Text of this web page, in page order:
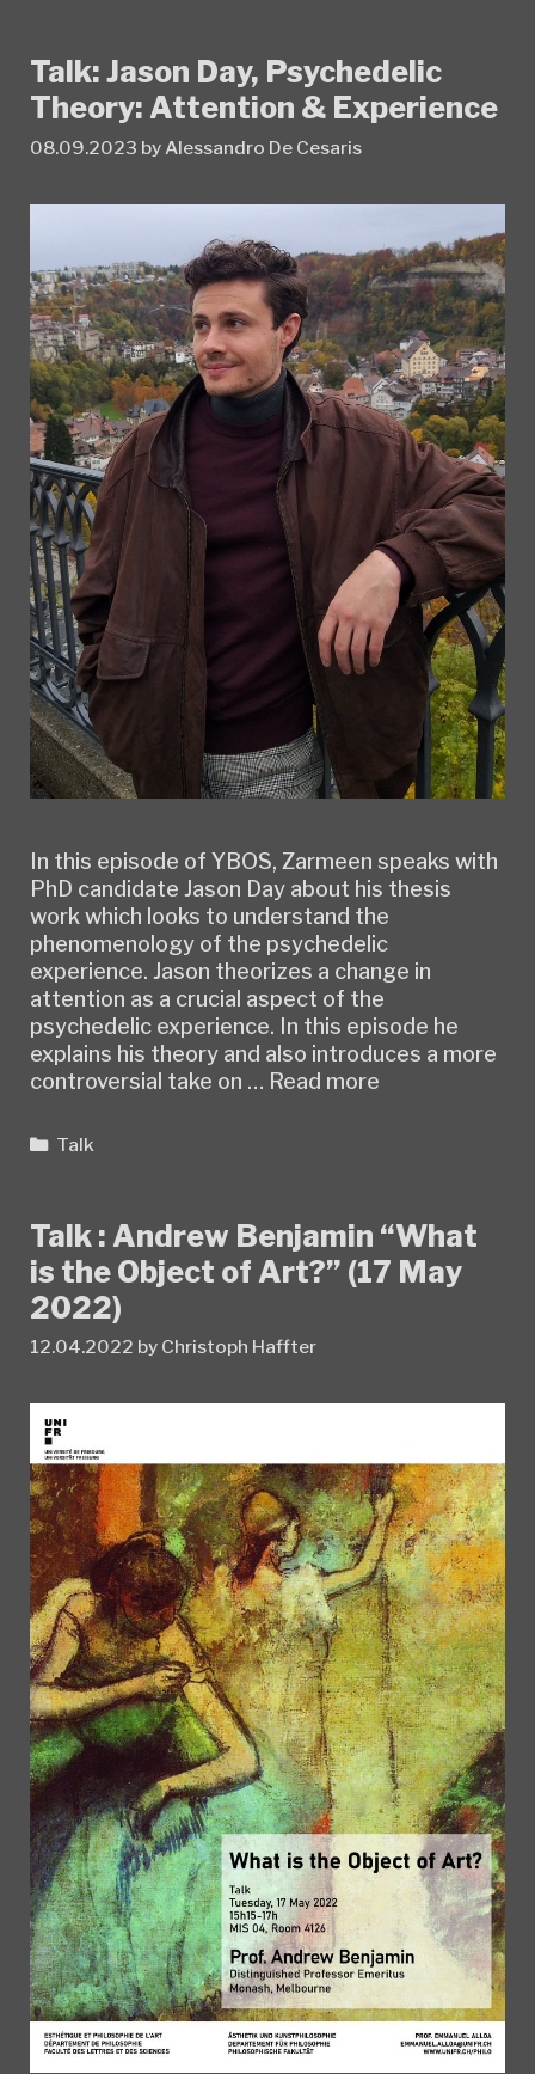
Lehrstuhl
der
Schweiz
Talk: Jason Day, Psychedelic
Theory: Attention & Experience
08.09.2023 by Alessandro De Cesaris
In this episode of YBOS, Zarmeen speaks with
PhD candidate Jason Day about his thesis
work which looks to understand the
phenomenology of the psychedelic
experience. Jason theorizes a change in
attention as a crucial aspect of the
psychedelic experience. In this episode he
explains his theory and also introduces a more
controversial take on … Read more
Attention
Experience
Categories
Talk
Talk : Andrew Benjamin “What
is the Object of Art?” (17 May
2022)
12.04.2022 by Christoph Haffter